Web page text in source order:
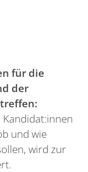
für die
der
und wie
wird zur